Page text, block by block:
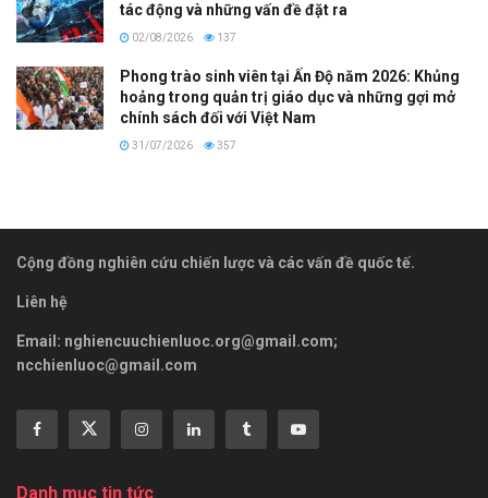
tác động và những vấn đề đặt ra
02/08/2026 137
Phong trào sinh viên tại Ấn Độ năm 2026: Khủng
hoảng trong quản trị giáo dục và những gợi mở
chính sách đối với Việt Nam
31/07/2026 357
Cộng đồng nghiên cứu chiến lược và các vấn đề quốc tế.
Liên hệ
Email: nghiencuuchienluoc.org@gmail.com;
ncchienluoc@gmail.com
Danh mục tin tức